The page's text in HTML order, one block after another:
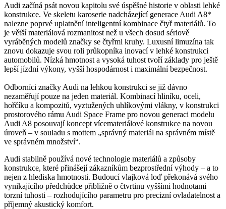
Audi začíná psát novou kapitolu své úspěšné historie v oblasti lehké
konstrukce. Ve skeletu karoserie nadcházející generace Audi A8*
nalezne poprvé uplatnění inteligentní kombinace čtyř materiálů. To
je větší materiálová rozmanitost než u všech dosud sériově
vyráběných modelů značky se čtyřmi kruhy. Luxusní limuzína tak
znovu dokazuje svou roli průkopníka inovací v lehké konstrukci
automobilů. Nízká hmotnost a vysoká tuhost tvoří základy pro ještě
lepší jízdní výkony, vyšší hospodárnost i maximální bezpečnost.
Odborníci značky Audi na lehkou konstrukci se již dávno
nezaměřují pouze na jeden materiál. Kombinací hliníku, oceli,
hořčíku a kompozitů, vyztužených uhlíkovými vlákny, v konstrukci
prostorového rámu Audi Space Frame pro novou generaci modelu
Audi A8 posouvají koncept vícemateriálové konstrukce na novou
úroveň – v souladu s mottem „správný materiál na správném místě
ve správném množství“.
Audi stabilně používá nové technologie materiálů a způsoby
konstrukce, které přinášejí zákazníkům bezprostřední výhody – a to
nejen z hlediska hmotnosti. Budoucí vlajková loď překonává svého
vynikajícího předchůdce přibližně o čtvrtinu vyššími hodnotami
torzní tuhosti – rozhodujícího parametru pro precizní ovladatelnost a
příjemný akustický komfort.